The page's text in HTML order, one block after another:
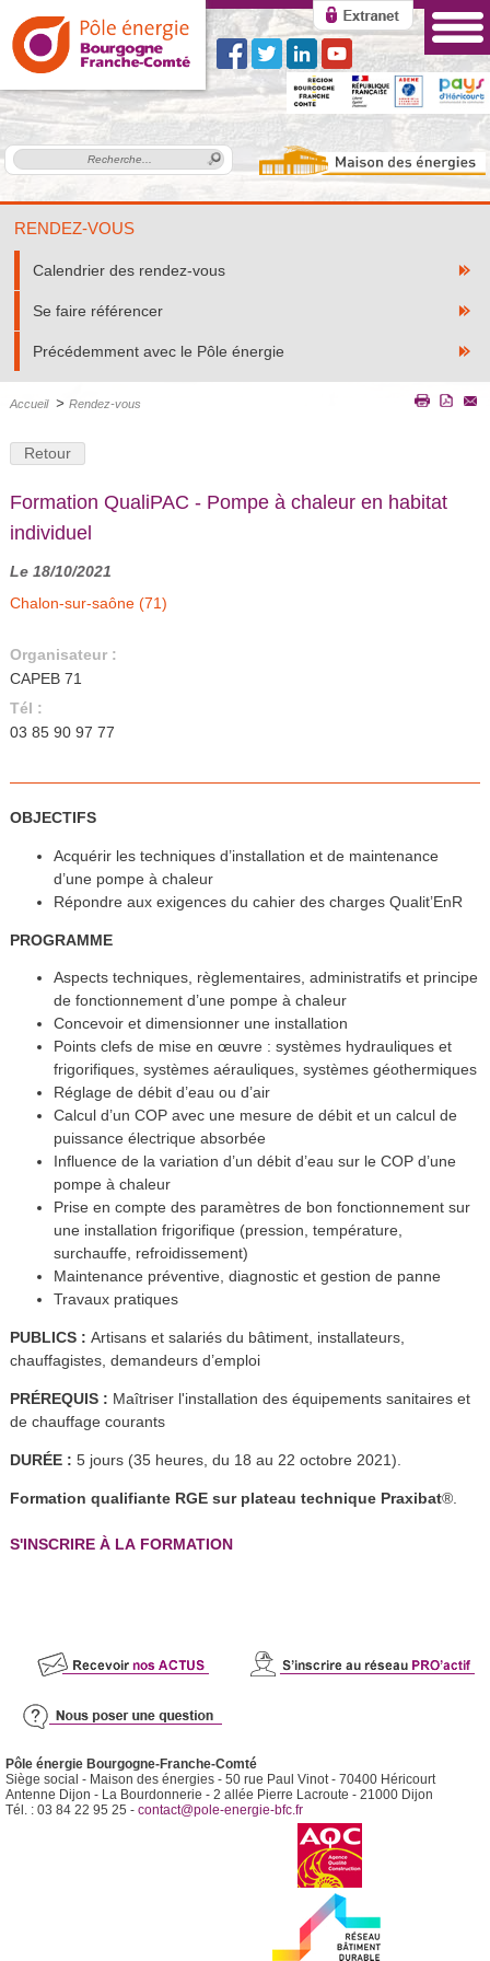
RENDEZ-VOUS
Calendrier des rendez-vous
Se faire référencer
Précédemment avec le Pôle énergie
Accueil > Rendez-vous
Retour
Formation QualiPAC - Pompe à chaleur en habitat
individuel
Le 18/10/2021
Chalon-sur-saône (71)
Organisateur :
CAPEB 71
Tél :
03 85 90 97 77
OBJECTIFS
Acquérir les techniques d’installation et de maintenance
d’une pompe à chaleur
Répondre aux exigences du cahier des charges Qualit’EnR
PROGRAMME
Aspects techniques, règlementaires, administratifs et principe
de fonctionnement d’une pompe à chaleur
Concevoir et dimensionner une installation
Points clefs de mise en œuvre : systèmes hydrauliques et
frigorifiques, systèmes aérauliques, systèmes géothermiques
Réglage de débit d’eau ou d’air
Calcul d’un COP avec une mesure de débit et un calcul de
puissance électrique absorbée
Influence de la variation d’un débit d’eau sur le COP d’une
pompe à chaleur
Prise en compte des paramètres de bon fonctionnement sur
une installation frigorifique (pression, température,
surchauffe, refroidissement)
Maintenance préventive, diagnostic et gestion de panne
Travaux pratiques
PUBLICS : Artisans et salariés du bâtiment, installateurs,
chauffagistes, demandeurs d’emploi
PRÉREQUIS : Maîtriser l'installation des équipements sanitaires et
de chauffage courants
DURÉE : 5 jours (35 heures, du 18 au 22 octobre 2021).
Formation qualifiante RGE sur plateau technique Praxibat®.
S'INSCRIRE À LA FORMATION
Pôle énergie Bourgogne-Franche-Comté
Siège social - Maison des énergies - 50 rue Paul Vinot - 70400 Héricourt
Antenne Dijon - La Bourdonnerie - 2 allée Pierre Lacroute - 21000 Dijon
Tél. : 03 84 22 95 25 - contact@pole-energie-bfc.fr